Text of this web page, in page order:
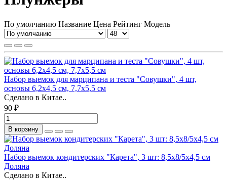
По умолчанию Название Цена Рейтинг Модель
Набор выемок для марципана и теста "Совушки", 4 шт,
основы 6,2х4,5 см, 7,7х5,5 см
Сделано в Китае..
90 ₽
В корзину
Набор выемок кондитерских "Карета", 3 шт: 8,5х8/5х4,5 см
Доляна
Сделано в Китае..